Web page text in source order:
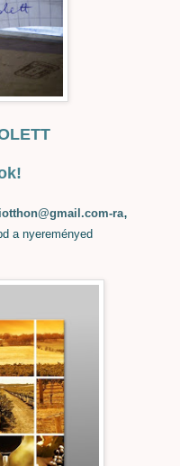
ra,
a nyereményed